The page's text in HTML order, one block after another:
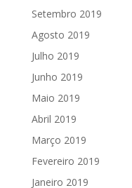
Setembro 2019
Agosto 2019
Julho 2019
Junho 2019
Maio 2019
Abril 2019
Março 2019
Fevereiro 2019
Janeiro 2019